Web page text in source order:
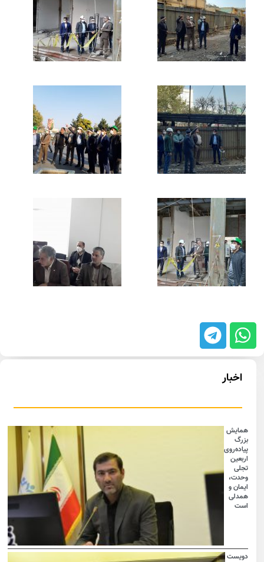
اخبار
همایش
بزرگ
پیاده‌روی
اربعین
تجلی
وحدت،
ایمان و
همدلی
است
دویست